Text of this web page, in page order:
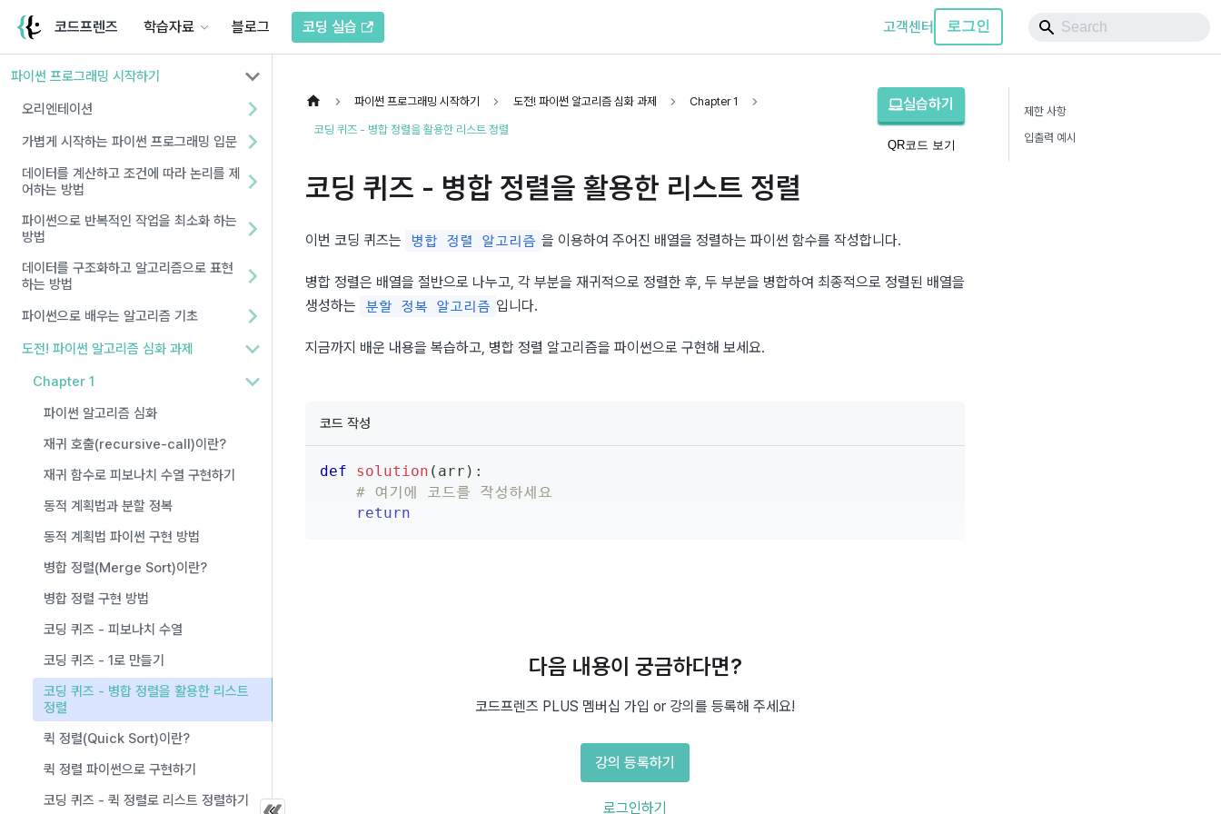
코드프렌즈 학습자료 블로그 코딩 실습 고객센터 로그인
파이썬 프로그래밍 시작하기
오리엔테이션
가볍게 시작하는 파이썬 프로그래밍 입문
데이터를 계산하고 조건에 따라 논리를 제
어하는 방법
파이썬으로 반복적인 작업을 최소화 하는
방법
데이터를 구조화하고 알고리즘으로 표현
하는 방법
파이썬으로 배우는 알고리즘 기초
도전! 파이썬 알고리즘 심화 과제
Chapter 1
파이썬 알고리즘 심화
재귀 호출(recursive-call)이란?
재귀 함수로 피보나치 수열 구현하기
동적 계획법과 분할 정복
동적 계획법 파이썬 구현 방법
병합 정렬(Merge Sort)이란?
병합 정렬 구현 방법
코딩 퀴즈 - 피보나치 수열
코딩 퀴즈 - 1로 만들기
코딩 퀴즈 - 병합 정렬을 활용한 리스트
정렬
퀵 정렬(Quick Sort)이란?
퀵 정렬 파이썬으로 구현하기
코딩 퀴즈 - 퀵 정렬로 리스트 정렬하기
파이썬 프로그래밍 시작하기 도전! 파이썬 알고리즘 심화 과제 Chapter 1
코딩 퀴즈 - 병합 정렬을 활용한 리스트 정렬
실습하기
QR코드 보기
코딩 퀴즈 - 병합 정렬을 활용한 리스트 정렬
이번 코딩 퀴즈는 병합 정렬 알고리즘 을 이용하여 주어진 배열을 정렬하는 파이썬 함수를 작성합니다.
병합 정렬은 배열을 절반으로 나누고, 각 부분을 재귀적으로 정렬한 후, 두 부분을 병합하여 최종적으로 정렬된 배열을
생성하는
분할 정복 알고리즘 입니다.
지금까지 배운 내용을 복습하고, 병합 정렬 알고리즘을 파이썬으로 구현해 보세요.
코드 작성
def solution ( arr ) :
# 여기에 코드를 작성하세요
return
배열은 정수로만 구성됩니다.
다음 내용이 궁금하다면?
코드프렌즈 PLUS 멤버십 가입 or 강의를 등록해 주세요!
강의 등록하기
로그인하기
제한 사항
입출력 예시